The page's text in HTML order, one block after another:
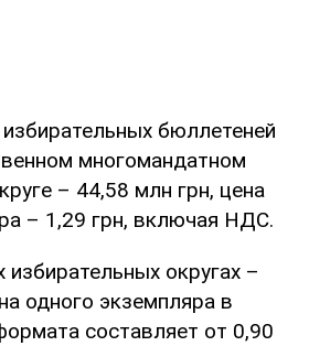
бюллетеней
многомандатном
– 44,58 млн грн, цена
– 1,29 грн, включая НДС.
округах –
одного экземпляра в
составляет от 0,90